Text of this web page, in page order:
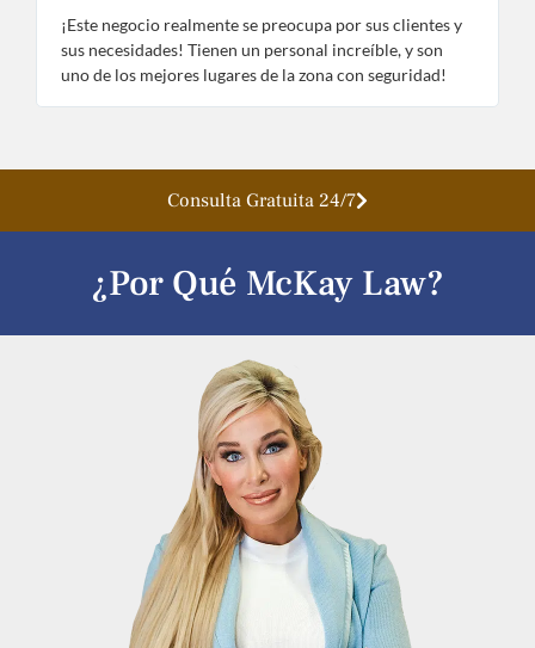
¡Este negocio realmente se preocupa por sus clientes y
sus necesidades! Tienen un personal increíble, y son
uno de los mejores lugares de la zona con seguridad!
Consulta Gratuita 24/7
¿Por Qué McKay Law?